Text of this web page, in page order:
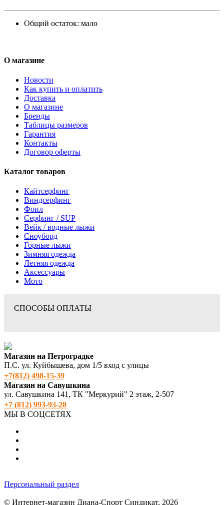
Общий остаток: мало
О магазине
Новости
Как купить и оплатить
Доставка
О магазине
Бренды
Таблицы размеров
Гарантия
Контакты
Договор оферты
Каталог товаров
Кайтсерфинг
Виндсерфинг
Фоил
Серфинг / SUP
Вейк / водные лыжи
Сноуборд
Горные лыжи
Зимняя одежда
Летняя одежда
Аксессуары
Мото
СПОСОБЫ ОПЛАТЫ
Магазин на Петроградке
П.С. ул. Куйбышева, дом 1/5 вход с улицы
+7(812) 498‑15-39
Магазин на Савушкина
ул. Савушкина 141, ТК "Меркурий" 2 этаж, 2-507
+7 (812) 993-93-28
МЫ В СОЦСЕТЯХ
Персональный раздел
© Интернет-магазин Диана-Спорт Синдикат, 2026